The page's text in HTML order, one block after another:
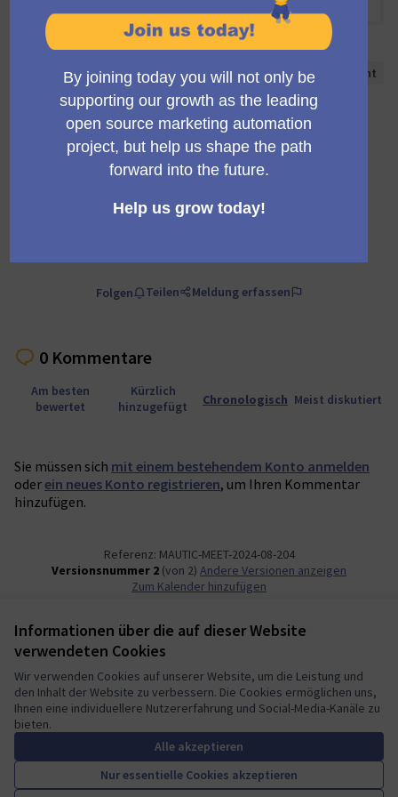
Informationen über die auf dieser Website
verwendeten Cookies
Wir verwenden Cookies auf unserer Website, um die Leistung und
den Inhalt der Website zu verbessern. Die Cookies ermöglichen uns,
Ihnen eine individuellere Nutzererfahrung und Social-Media-Kanäle zu
bieten.
Alle akzeptieren
Nur essentielle Cookies akzeptieren
09:30 VORMITTAGS UTC
Besprechung
Veranstaltung
Transparent
A regular meeting of the working group building the
Mautic trials infrastructure and marketing.
Folgen Teilen Meldung erfassen
0 Kommentare
Am besten
bewertet
Kürzlich
hinzugefügt
Chronologisch Meist diskutiert
Sie müssen sich mit einem bestehendem Konto anmelden
oderein neues Konto registrieren, um Ihren Kommentar
hinzufügen.
Referenz: MAUTIC-MEET-2024-08-204
Versionsnummer 2 (von 2)
Andere Versionen anzeigen
Zum Kalender hinzufügen
Nutzungsbedingungen
Cookie Einstellungen
Mautic Community Portal auf X
(Externer Link)
Mautic Community Portal auf Facebook
(Externer Link)
Mautic Community Portal auf Instagram
(Externer Link)
Mautic Community Portal auf YouTube
(Externer Link)
Mautic Community Portal auf GitHub
(Externer Link)
Deutsch
Sprache wählenChoose languageEscolher idiomaElegir el idioma